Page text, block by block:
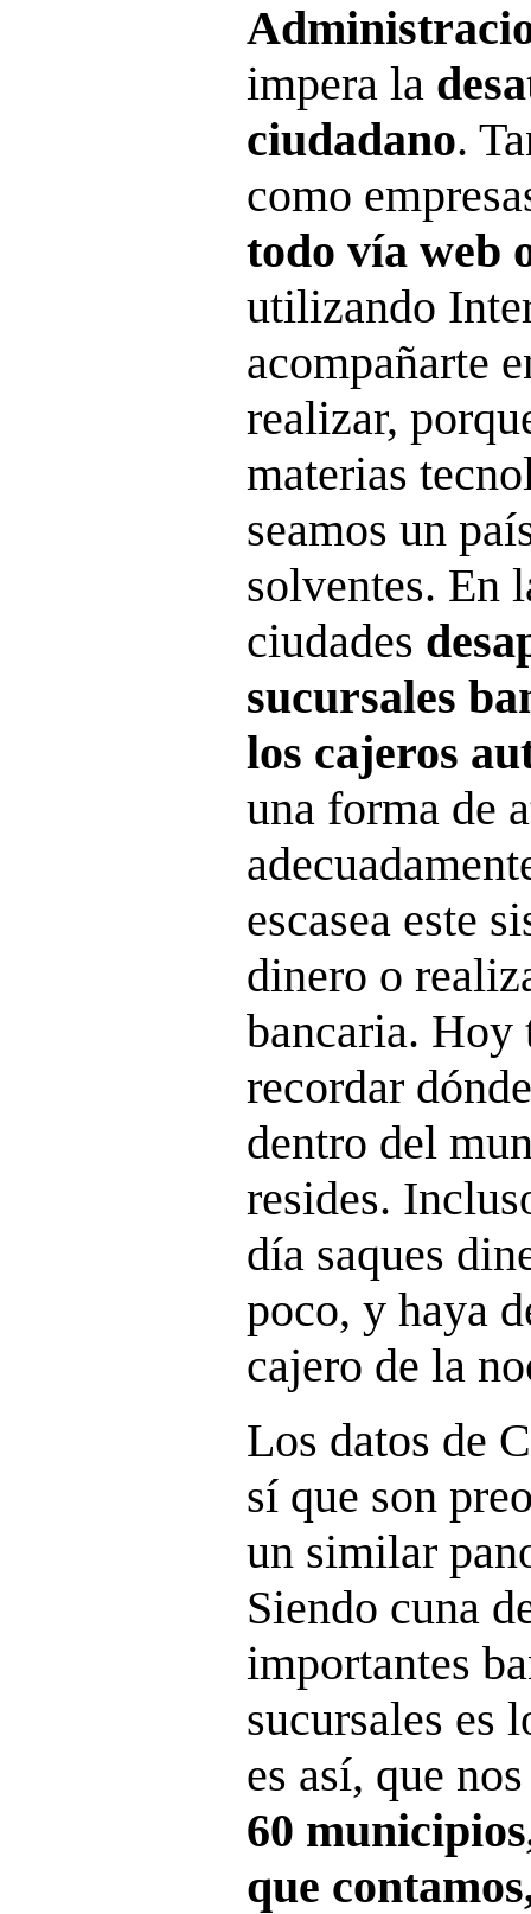
impera la
ciudadano.
como
todo vía web
utilizando
acompañarte
realizar,
materias
seamos un
solventes. En
ciudades
sucursales
los cajeros
una forma de
escasea este
dinero o
bancaria. Hoy
recordar
dentro del
resides.
día saques
poco, y haya
cajero de la
Los datos de
sí que son
un similar
Siendo cuna
importantes
sucursales es
es así, que
60
que